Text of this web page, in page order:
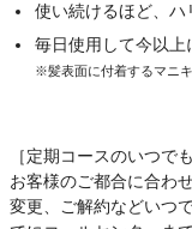
使い続けるほど、ハ
毎日使用して今以上
※髪表面に付着するマニ
［定期コースのいつで
お客様のご都合に合わ
変更、ご解約などいつ